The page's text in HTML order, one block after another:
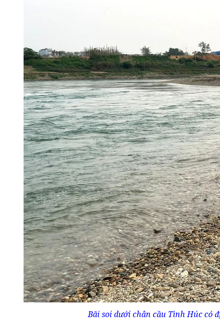
Bãi soi dưới chân cầu Tình Húc có